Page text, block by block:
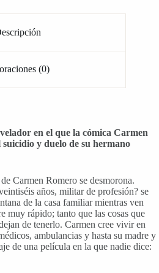
(0)
en el que la cómica Carmen
y duelo de su hermano
Carmen Romero se desmorona.
años, militar de profesión? se
de la casa familiar mientras ven
muy rápido; tanto que las cosas que
de tenerlo. Carmen cree vivir en
ambulancias y hasta su madre y
de una película en la que nadie dice: